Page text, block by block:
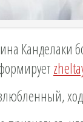
Канделаки